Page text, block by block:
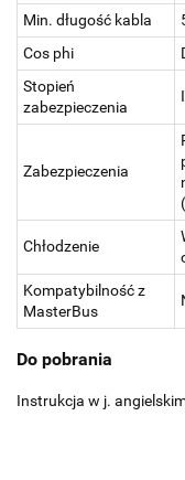
Min. długość kabla
Cos phi
Stopień
zabezpieczenia
Zabezpieczenia
Chłodzenie
Kompatybilność z
MasterBus
Do pobrania
Instrukcja w j.